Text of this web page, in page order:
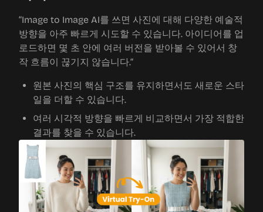
“Image to Image AI를 쓰면 사진에 대해 다양한 예술적
방향을 아주 빠르게 시도할 수 있습니다. 아이디어를 업
로드하면 몇 초 안에 여러 버전을 받아볼 수 있어서 창
작 흐름이 끊기지 않습니다.”
원본 사진의 핵심 구조를 유지하면서도 새로운 스타
일을 더할 수 있습니다.
여러 시각적 방향을 빠르게 비교하면서 가장 적합한
결과를 찾을 수 있습니다.